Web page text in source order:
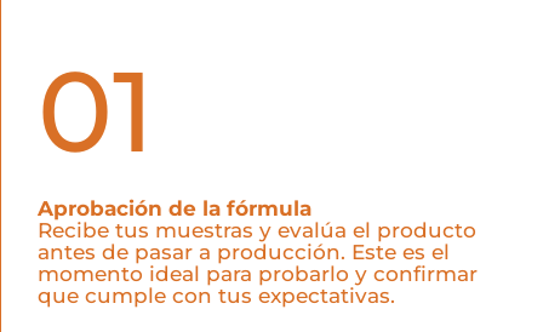
01
Aprobación de la fórmula
Recibe tus muestras y evalúa el producto
antes de pasar a producción. Este es el
momento ideal para probarlo y confirmar
que cumple con tus expectativas.